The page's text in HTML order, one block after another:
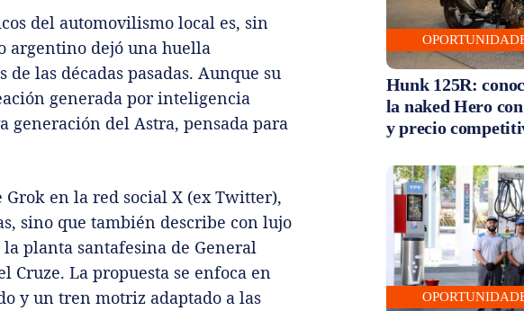
del automovilismo local es, sin
argentino dejó una huella
las décadas pasadas. Aunque su
generada por inteligencia
del Astra, pensada para
en la red social X (ex Twitter),
sino que también describe con lujo
planta santafesina de General
Cruze. La propuesta se enfoca en
y un tren motriz adaptado a las
Hunk 125R:
la naked Hero
y precio